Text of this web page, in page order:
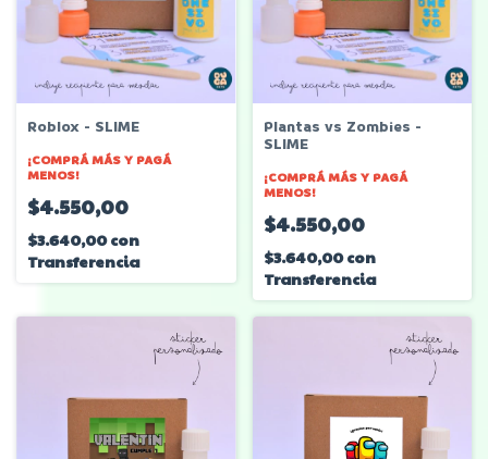
Roblox - SLIME
¡COMPRÁ MÁS Y PAGÁ
MENOS!
$4.550,00
$3.640,00con
Transferencia
Plantas vs Zombies -
SLIME
¡COMPRÁ MÁS Y PAGÁ
MENOS!
$4.550,00
$3.640,00con
Transferencia